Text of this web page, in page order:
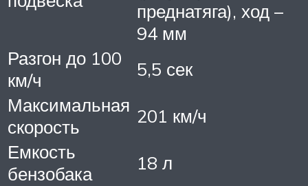
преднатяга), ход –
94 мм
Разгон до 100
км/ч
5,5 сек
Максимальная
скорость
201 км/ч
Емкость
бензобака
18 л